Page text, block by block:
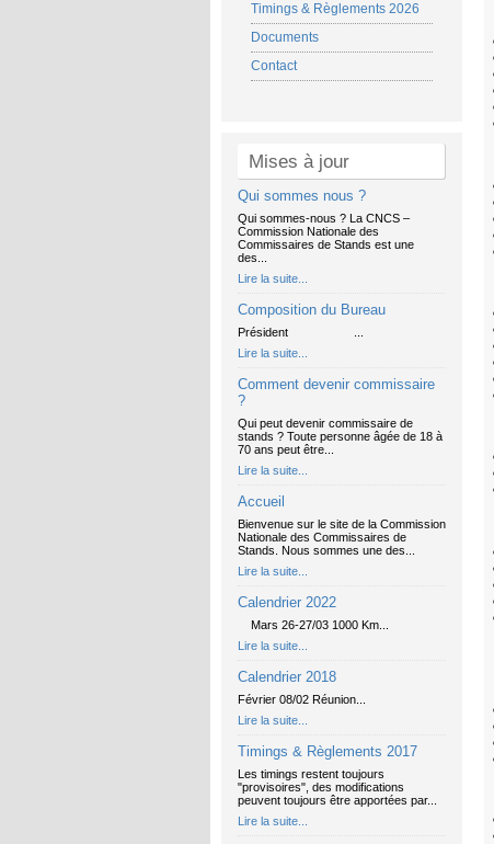
Timings & Règlements 2026
Documents
Contact
Mises à jour
Qui sommes nous ?
Qui sommes-nous ? La CNCS –
Commission Nationale des
Commissaires de Stands est une
des...
Lire la suite...
Composition du Bureau
Président ...
Lire la suite...
Comment devenir commissaire
?
Qui peut devenir commissaire de
stands ? Toute personne âgée de 18 à
70 ans peut être...
Lire la suite...
Accueil
Bienvenue sur le site de la Commission
Nationale des Commissaires de
Stands. Nous sommes une des...
Lire la suite...
Calendrier 2022
Mars 26-27/03 1000 Km...
Lire la suite...
Calendrier 2018
Février 08/02 Réunion...
Lire la suite...
Timings & Règlements 2017
Les timings restent toujours
"provisoires", des modifications
peuvent toujours être apportées par...
Lire la suite...